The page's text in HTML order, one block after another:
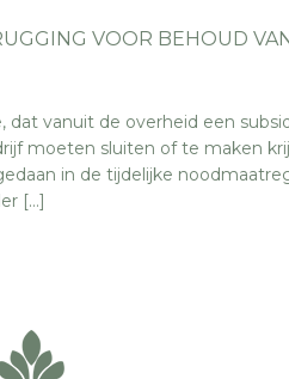
VOOR BEHOUD
dat vanuit de overheid een
moeten sluiten of te maken
in de tijdelijke
[…]